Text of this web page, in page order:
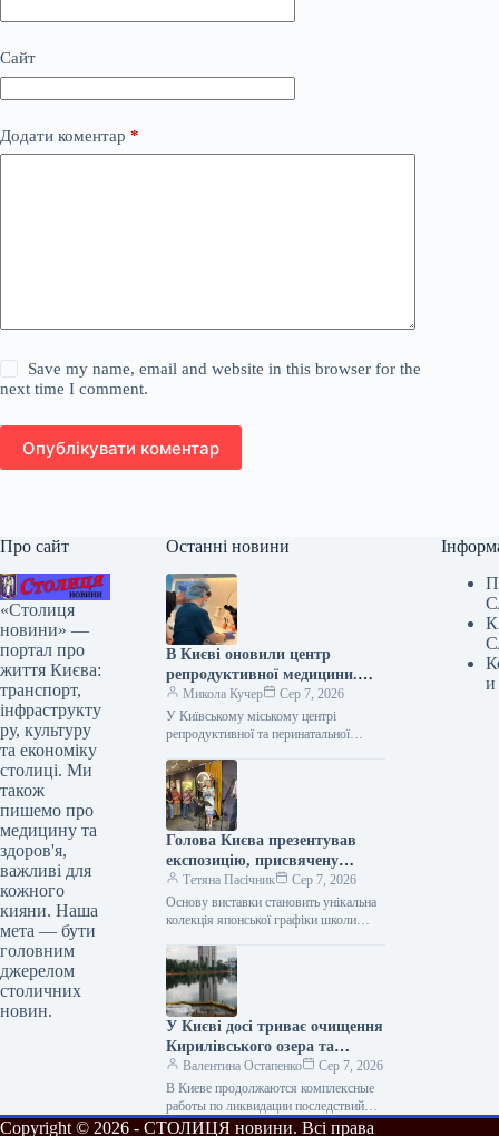
Сайт
Додати коментар *
Save my name, email and website in this browser for the
next time I comment.
Опублікувати коментар
Про сайт
«Столиця
новини» —
портал про
життя Києва:
транспорт,
інфраструкту
ру, культуру
та економіку
столиці. Ми
також
пишемо про
медицину та
здоров'я,
важливі для
кожного
кияни. Наша
мета — бути
головним
джерелом
столичних
новин.
Останні новини
В Києві оновили центр
репродуктивної медицини.
Хто має право на
безкоштовне кріозбереження?
Микола Кучер
Сер 7, 2026
У Київському міському центрі
репродуктивної та перинатальної
матеріально-технічне забезпечення
відділення репродуктології та
ендокринної гінекології. Військовим та
пацієнтам…
Голова Києва презентував
експозицію, присвячену
японській естетиці (фото)
Тетяна Пасічник
Сер 7, 2026
Основу виставки становить унікальна
колекція японської графіки школи
раніше передала в дар Києву Голова
Києва…
У Києві досі триває очищення
Кирилівського озера та
струмка Сирець від
нафтопродуктів.
Валентина Остапенко
Сер 7, 2026
В Киеве продолжаются комплексные
работы по ликвидации последствий
загрязнения озера Кирилловского и
и
Copyright © 2026 - СТОЛИЦЯ новини. Всі права